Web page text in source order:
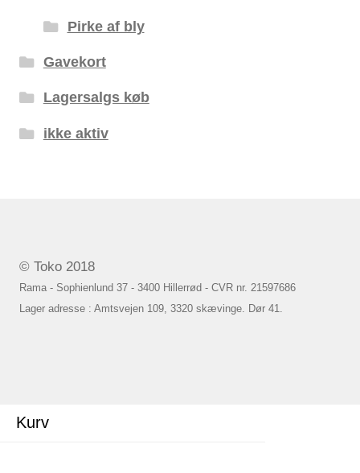
Pirke af bly
Gavekort
Lagersalgs køb
ikke aktiv
© Toko 2018
Rama - Sophienlund 37 - 3400 Hillerrød - CVR nr. 21597686
Lager adresse : Amtsvejen 109, 3320 skævinge. Dør 41.
Kurv